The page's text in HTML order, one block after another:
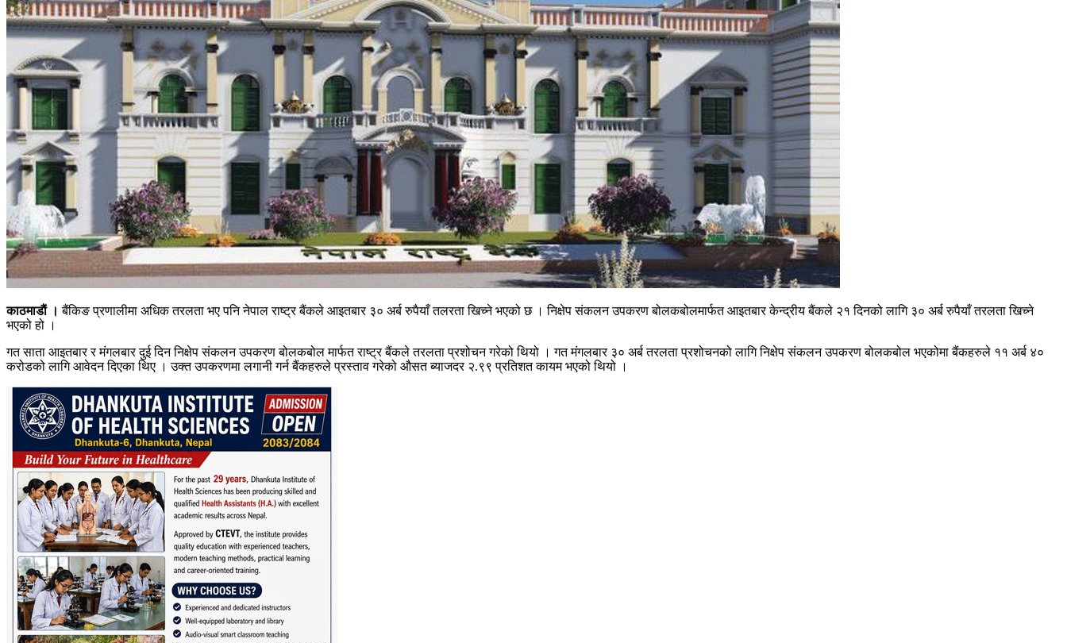
काठमाडाैं ।बैंकिङ प्रणालीमा अधिक तरलता भए पनि नेपाल राष्ट्र बैंकले आइतबार ३० अर्ब रुपैयाँ तलरता खिच्ने भएको छ । निक्षेप संकलन उपकरण बोलकबोलमार्फत आइतबार केन्द्रीय बैंकले २१ दिनको लागि ३० अर्ब रुपैयाँ तरलता खिच्ने
भएको हो ।
गत साता आइतबार र मंगलबार दुई दिन निक्षेप संकलन उपकरण बोलकबोल मार्फत राष्ट्र बैंकले तरलता प्रशोचन गरेको थियो । गत मंगलबार ३० अर्ब तरलता प्रशोचनको लागि निक्षेप संकलन उपकरण बोलकबोल भएकोमा बैंकहरुले ११ अर्ब ४०
करोडको लागि आवेदन दिएका थिए । उक्त उपकरणमा लगानी गर्न बैंकहरुले प्रस्ताव गरेको औसत ब्याजदर २.९९ प्रतिशत कायम भएको थियो ।